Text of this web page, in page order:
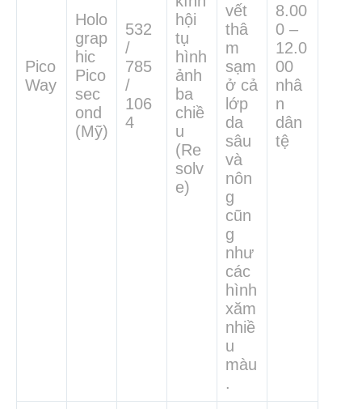
Pico
Way
Holo
grap
hic
Pico
sec
ond
(Mỹ)
532
/
785
/
106
4
hội
tụ
hình
ảnh
ba
chiề
u
(Re
solv
e)
vết
thâ
m
sạm
ở cả
lớp
da
sâu
và
nôn
g
cũn
g
như
các
hình
xăm
nhiề
u
màu
.
8.00
0 –
12.0
00
nhâ
n
dân
tệ